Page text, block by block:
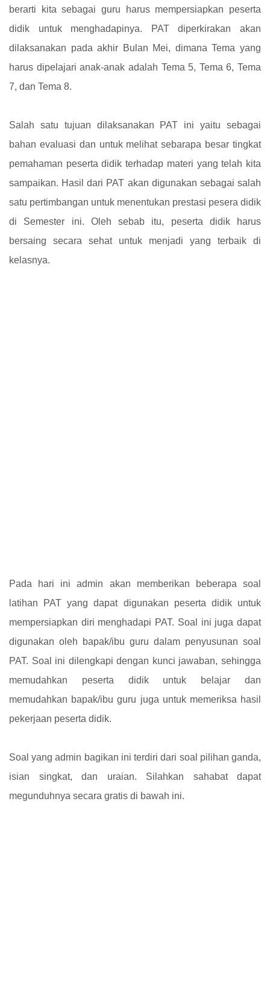
berarti kita sebagai guru harus mempersiapkan peserta
didik untuk menghadapinya. PAT diperkirakan akan
dilaksanakan pada akhir Bulan Mei, dimana Tema yang
harus dipelajari anak-anak adalah Tema 5, Tema 6, Tema
7, dan Tema 8.
Salah satu tujuan dilaksanakan PAT ini yaitu sebagai
bahan evaluasi dan untuk melihat sebarapa besar tingkat
pemahaman peserta didik terhadap materi yang telah kita
sampaikan. Hasil dari PAT akan digunakan sebagai salah
satu pertimbangan untuk menentukan prestasi pesera didik
di Semester ini. Oleh sebab itu, peserta didik harus
bersaing secara sehat untuk menjadi yang terbaik di
kelasnya.
Pada hari ini admin akan memberikan beberapa soal
latihan PAT yang dapat digunakan peserta didik untuk
mempersiapkan diri menghadapi PAT. Soal ini juga dapat
digunakan oleh bapak/ibu guru dalam penyusunan soal
PAT. Soal ini dilengkapi dengan kunci jawaban, sehingga
memudahkan peserta didik untuk belajar dan
memudahkan bapak/ibu guru juga untuk memeriksa hasil
pekerjaan peserta didik.
Soal yang admin bagikan ini terdiri dari soal pilihan ganda,
isian singkat, dan uraian. Silahkan sahabat dapat
megunduhnya secara gratis di bawah ini.